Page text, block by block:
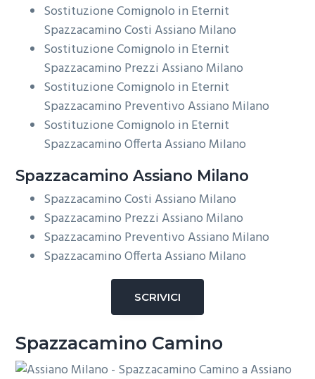
Sostituzione Comignolo in Eternit
Spazzacamino Costi Assiano Milano
Sostituzione Comignolo in Eternit
Spazzacamino Prezzi Assiano Milano
Sostituzione Comignolo in Eternit
Spazzacamino Preventivo Assiano Milano
Sostituzione Comignolo in Eternit
Spazzacamino Offerta Assiano Milano
Spazzacamino Assiano Milano
Spazzacamino Costi Assiano Milano
Spazzacamino Prezzi Assiano Milano
Spazzacamino Preventivo Assiano Milano
Spazzacamino Offerta Assiano Milano
SCRIVICI
Spazzacamino Camino